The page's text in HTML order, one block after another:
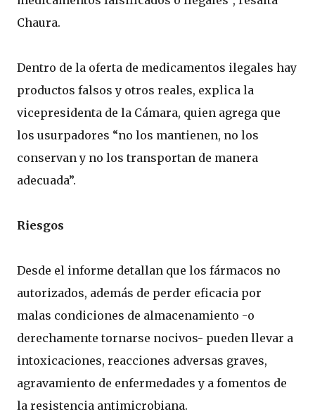
Chaura.
Dentro de la oferta de medicamentos ilegales hay
productos falsos y otros reales, explica la
vicepresidenta de la Cámara, quien agrega que
los usurpadores “no los mantienen, no los
conservan y no los transportan de manera
adecuada”.
Riesgos
Desde el informe detallan que los fármacos no
autorizados, además de perder eficacia por
malas condiciones de almacenamiento -o
derechamente tornarse nocivos- pueden llevar a
intoxicaciones, reacciones adversas graves,
agravamiento de enfermedades y a fomentos de
la resistencia antimicrobiana.